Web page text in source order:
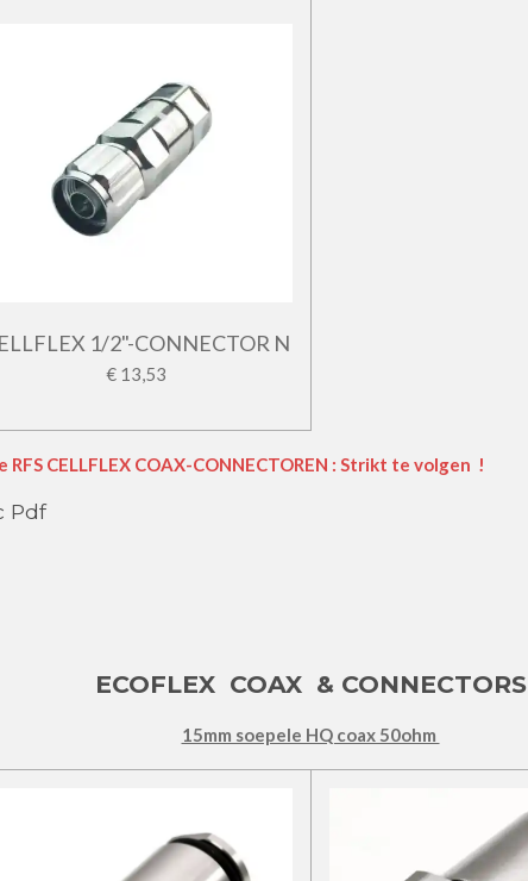
1/2"-CONNECTOR N
€ 13,53
RFS CELLFLEX COAX-CONNECTOREN : Strikt te volgen !
Pdf
ECOFLEX COAX & CONNECTORS
15mm soepele HQ coax 50ohm